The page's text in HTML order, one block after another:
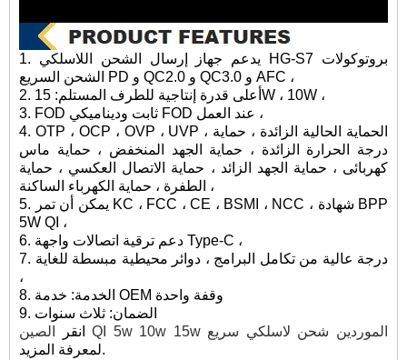
1. يدعم جهاز إرسال الشحن اللاسلكي HG-S7 بروتوكولات
الشحن السريع PD و QC2.0 و QC3.0 و AFC ،
2. أعلى قدرة إنتاجية للطرف المستلم: 15W ، 10W ،
3. FOD ثابت وديناميكي FOD عند العمل ،
4. OTP ، OCP ، OVP ، UVP ، الحماية الحالية الزائدة ، حماية
درجة الحرارة الزائدة ، حماية الجهد المنخفض ، حماية ماس
كهربائى ، حماية الجهد الزائد ، حماية الاتصال العكسي ، حماية
الطفرة ، حماية الكهرباء الساكنة ،
5. يمكن أن تمر KC ، FCC ، CE ، BSMI ، NCC ، شهادة BPP
5W QI ،
6. دعم ترقية اتصالات واجهة Type-C ،
7. درجة عالية من تكامل البرامج ، دوائر محيطية مبسطة للغاية
،
8. الخدمة: خدمة OEM وقفة واحدة
9. الضمان: ثلاث سنوات
انقر
الصين QI 5w 10w 15w الموردين شحن لاسلكي سريع
لمعرفة المزيد.